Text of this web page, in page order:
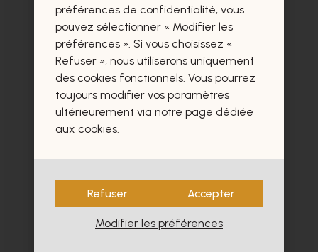
- 40%
préférences de confidentialité, vous
pouvez sélectionner « Modifier les
préférences ». Si vous choisissez «
Refuser », nous utiliserons uniquement
des cookies fonctionnels. Vous pourrez
toujours modifier vos paramètres
ultérieurement via notre page dédiée
aux cookies.
Refuser Accepter
Modifier les préférences